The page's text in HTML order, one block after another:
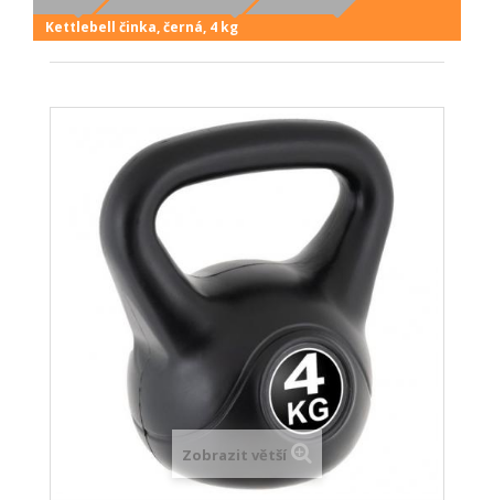
Kettlebell činka, černá, 4 kg
Zobrazit větší